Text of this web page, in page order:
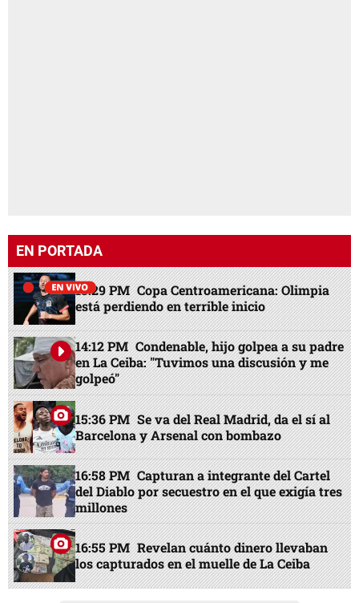
EN PORTADA
13:29 PM Copa Centroamericana: Olimpia
está perdiendo en terrible inicio
14:12 PM Condenable, hijo golpea a su padre
en La Ceiba: "Tuvimos una discusión y me
golpeó"
15:36 PM Se va del Real Madrid, da el sí al
Barcelona y Arsenal con bombazo
16:58 PM Capturan a integrante del Cartel
del Diablo por secuestro en el que exigía tres
millones
16:55 PM Revelan cuánto dinero llevaban
los capturados en el muelle de La Ceiba